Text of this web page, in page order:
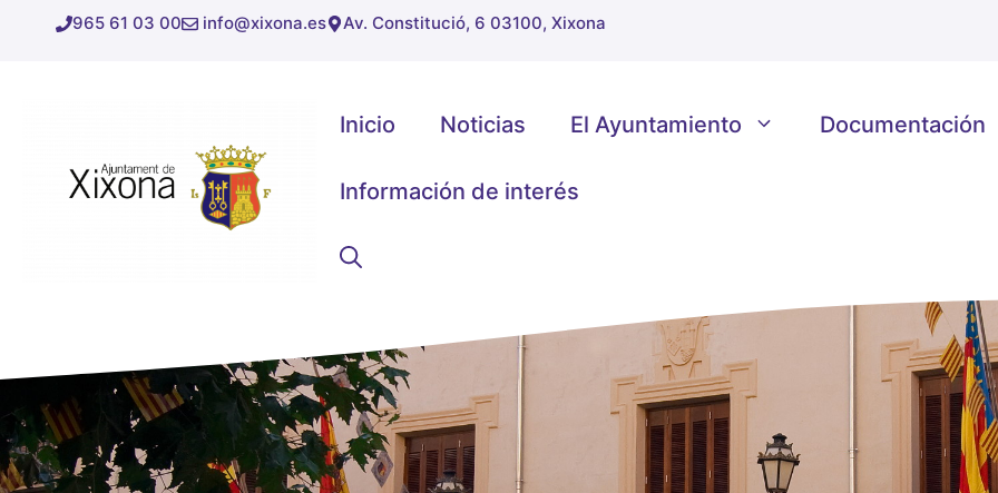
965 61 03 00 info@xixona.es Av. Constitució, 6 03100, Xixona
Inicio Noticias El Ayuntamiento Documentación
Información de interés